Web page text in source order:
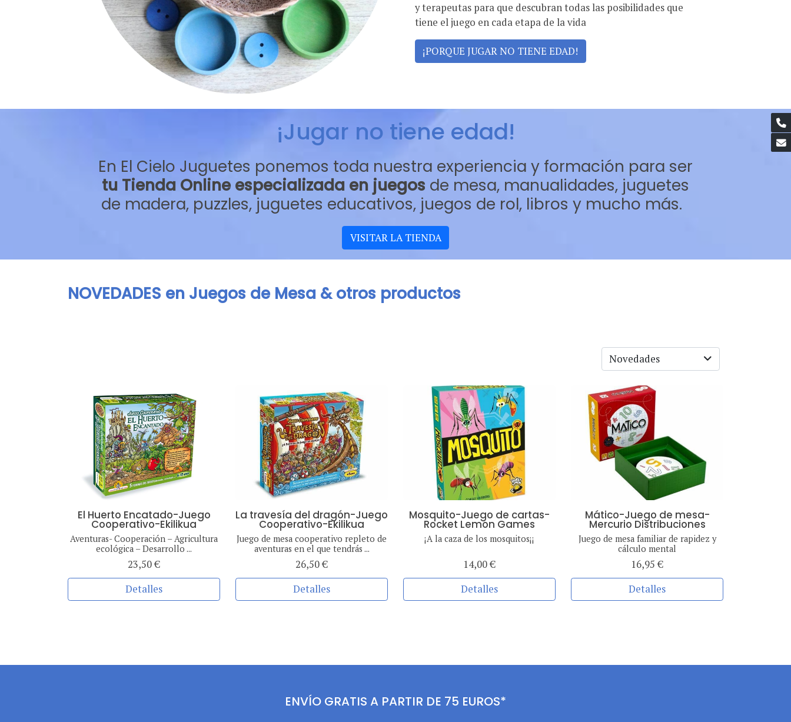
y terapeutas para que descubran todas las posibilidades que
tiene el juego en cada etapa de la vida
¡PORQUE JUGAR NO TIENE EDAD!
¡Jugar no tiene edad!
En El Cielo Juguetes ponemos toda nuestra experiencia y formación para ser
tu Tienda Online especializada en juegos de mesa, manualidades, juguetes
de madera, puzzles, juguetes educativos, juegos de rol, libros y mucho más.
VISITAR LA TIENDA
NOVEDADES en Juegos de Mesa & otros productos
Novedades
El Huerto Encatado-Juego
Cooperativo-Ekilikua
Aventuras- Cooperación – Agricultura
ecológica – Desarrollo ...
23,50 €
Detalles
La travesía del dragón-Juego
Cooperativo-Ekilikua
Juego de mesa cooperativo repleto de
aventuras en el que tendrás ...
26,50 €
Detalles
Mosquito-Juego de cartas-
Rocket Lemon Games
¡A la caza de los mosquitos¡¡
14,00 €
Detalles
Mático-Juego de mesa-
Mercurio Distribuciones
Juego de mesa familiar de rapidez y
cálculo mental
16,95 €
Detalles
ENVÍO GRATIS A PARTIR DE 75 EUROS*